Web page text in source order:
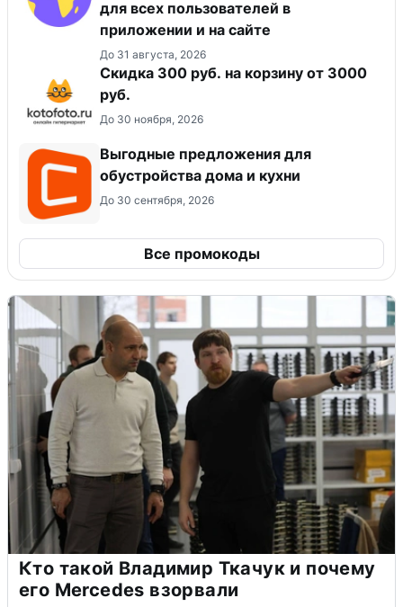
для всех пользователей в
приложении и на сайте
До 31 августа, 2026
Скидка 300 руб. на корзину от 3000
руб.
До 30 ноября, 2026
Выгодные предложения для
обустройства дома и кухни
До 30 сентября, 2026
Все промокоды
Кто такой Владимир Ткачук и почему
его Mercedes взорвали